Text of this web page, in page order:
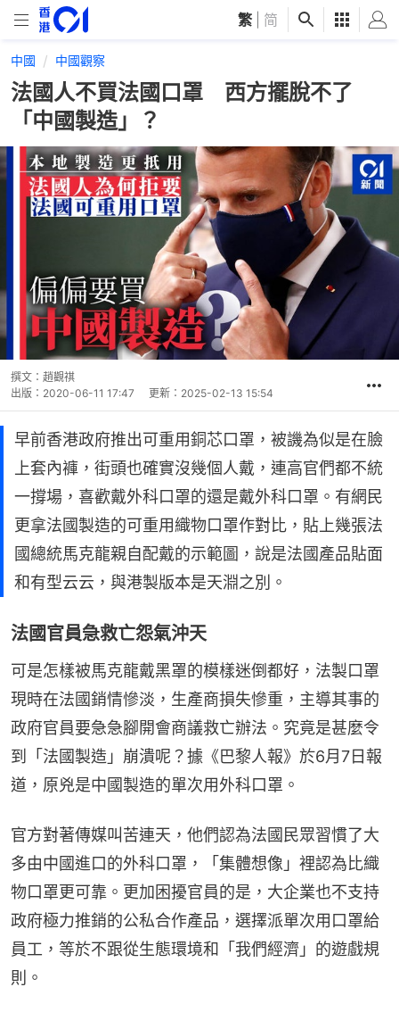
繁 简
中國 中國觀察
法國人不買法國口罩 西方擺脫不了
「中國製造」？
撰文： 趙觀祺
出版： 2020-06-11 17:47 更新： 2025-02-13 15:54
早前香港政府推出可重用銅芯口罩，被譏為似是在臉
上套內褲，街頭也確實沒幾個人戴，連高官們都不統
一撐場，喜歡戴外科口罩的還是戴外科口罩。有網民
更拿法國製造的可重用織物口罩作對比，貼上幾張法
國總統馬克龍親自配戴的示範圖，說是法國產品貼面
和有型云云，與港製版本是天淵之別。
法國官員急救亡怨氣沖天
可是怎樣被馬克龍戴黑罩的模樣迷倒都好，法製口罩
現時在法國銷情慘淡，生產商損失慘重，主導其事的
政府官員要急急腳開會商議救亡辦法。究竟是甚麼令
到「法國製造」崩潰呢？據《巴黎人報》於6月7日報
道，原兇是中國製造的單次用外科口罩。
官方對著傳媒叫苦連天，他們認為法國民眾習慣了大
多由中國進口的外科口罩，「集體想像」裡認為比織
物口罩更可靠。更加困擾官員的是，大企業也不支持
政府極力推銷的公私合作產品，選擇派單次用口罩給
員工，等於不跟從生態環境和「我們經濟」的遊戲規
則。